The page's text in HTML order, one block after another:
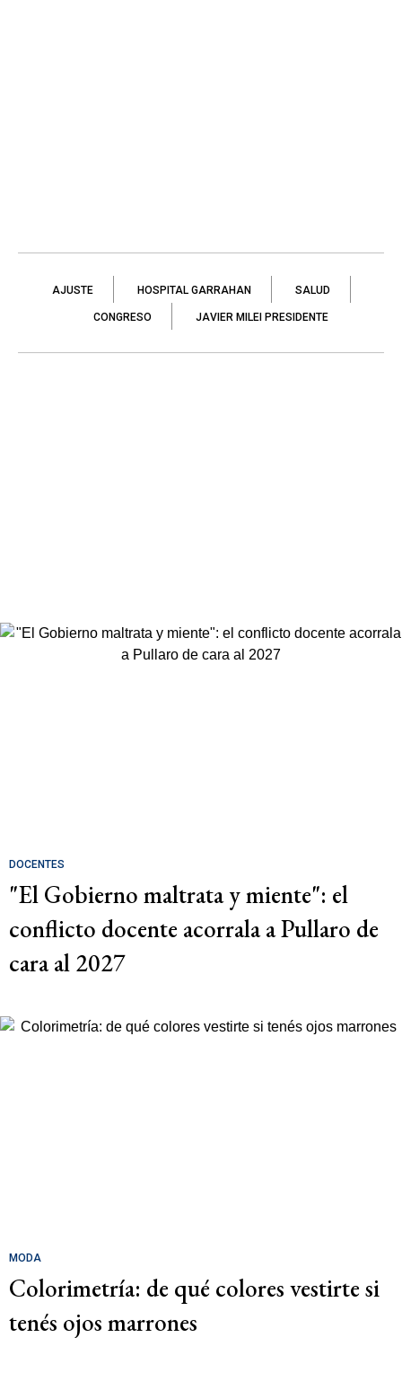
AJUSTE HOSPITAL GARRAHAN SALUD
CONGRESO JAVIER MILEI PRESIDENTE
DOCENTES
"El Gobierno maltrata y miente": el
conflicto docente acorrala a Pullaro de
cara al 2027
MODA
Colorimetría: de qué colores vestirte si
tenés ojos marrones